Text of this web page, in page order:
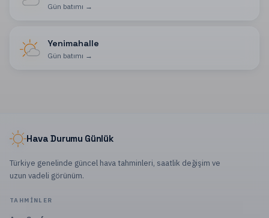
Gün batımı →
Yenimahalle
Gün batımı →
Hava Durumu Günlük
Türkiye genelinde güncel hava tahminleri, saatlik değişim ve
uzun vadeli görünüm.
TAHMINLER